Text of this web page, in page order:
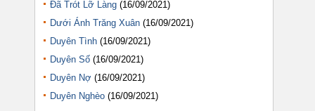
Đã Trót Lỡ Làng (16/09/2021)
Dưới Ánh Trăng Xuân (16/09/2021)
Duyên Tình (16/09/2021)
Duyên Số (16/09/2021)
Duyên Nợ (16/09/2021)
Duyên Nghèo (16/09/2021)